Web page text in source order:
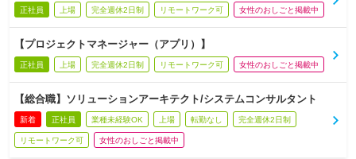
正社員 上場 完全週休2日制 リモートワーク可 女性のおしごと掲載中
【プロジェクトマネージャー（アプリ）】
正社員 上場 完全週休2日制 リモートワーク可 女性のおしごと掲載中
【総合職】ソリューションアーキテクト/システムコンサルタント
新着 正社員 業種未経験OK 上場 転勤なし 完全週休2日制
リモートワーク可 女性のおしごと掲載中